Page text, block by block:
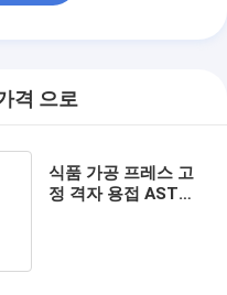
격 으로
식품 가공 프레스 고
정 격자 용접 ASTM